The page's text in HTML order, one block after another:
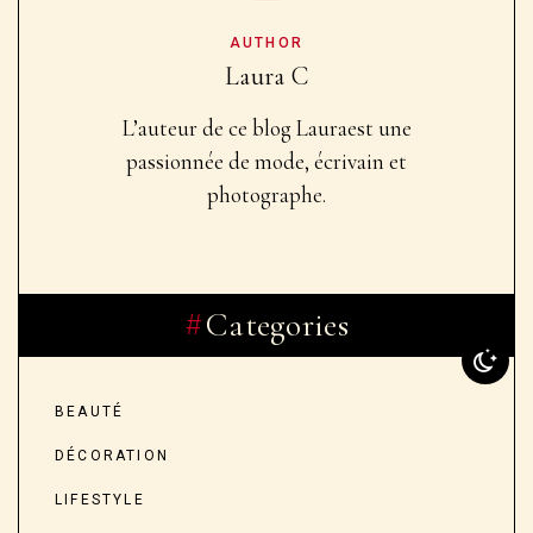
AUTHOR
Laura C
L’auteur de ce blog Lauraest une
passionnée de mode, écrivain et
photographe.
Categories
BEAUTÉ
DÉCORATION
LIFESTYLE